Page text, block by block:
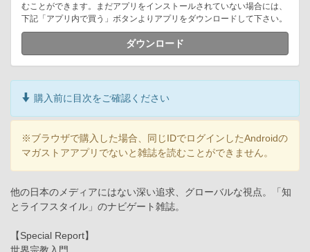
むことができます。まだアプリをインストールされていない場合には、
下記「アプリ内で買う」ボタンよりアプリをダウンロードして下さい。
ダウンロード
購入前に目次をご確認ください
※ブラウザで購入した場合、同じIDでログインしたAndroidの
マガストアアプリでないと雑誌を読むことができません。
他の日本のメディアにはない深い追求、グローバルな視点。「知
とライフスタイル」のナビゲート雑誌。
【Special Report】